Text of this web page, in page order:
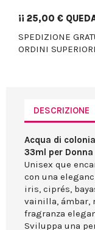
¡¡ 25,00 €
SPEDIZIONE
ORDINI
DESCRIZIONE
Acqua di colonia
33ml per Donna
Unisex que
con una
iris, ciprés,
vainilla, ámbar,
fragranza
Sviluppa una